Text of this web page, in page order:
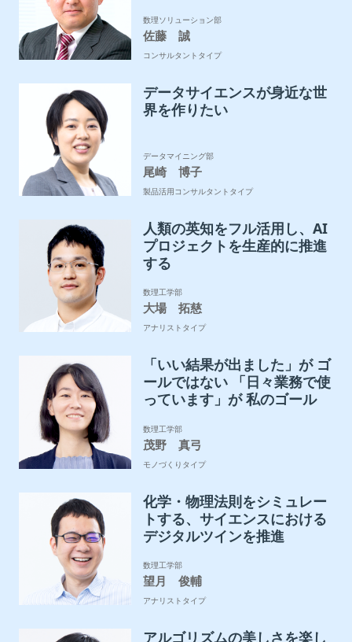
数理ソリューション部
佐藤 誠
コンサルタントタイプ
データサイエンスが身近な世
界を作りたい
データマイニング部
尾崎 博子
製品活用コンサルタントタイプ
人類の英知をフル活用し、AI
プロジェクトを生産的に推進
する
数理工学部
大場 拓慈
アナリストタイプ
「いい結果が出ました」が ゴ
ールではない 「日々業務で使
っています」が 私のゴール
数理工学部
茂野 真弓
モノづくりタイプ
化学・物理法則をシミュレー
トする、サイエンスにおける
デジタルツインを推進
数理工学部
望月 俊輔
アナリストタイプ
アルゴリズムの美しさを楽し